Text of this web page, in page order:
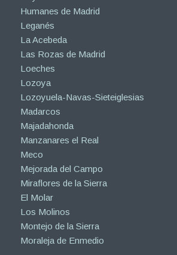
Humanes de Madrid
Leganés
La Acebeda
Las Rozas de Madrid
Loeches
Lozoya
Lozoyuela-Navas-Sieteiglesias
Madarcos
Majadahonda
Manzanares el Real
Meco
Mejorada del Campo
Miraflores de la Sierra
El Molar
Los Molinos
Montejo de la Sierra
Moraleja de Enmedio